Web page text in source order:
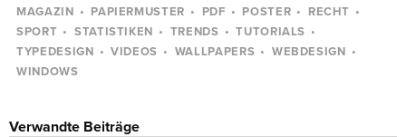
MAGAZIN
PAPIERMUSTER PDF POSTER
RECHT
SPORT
STATISTIKEN TRENDS
TUTORIALS
TYPEDESIGN
VIDEOS WALLPAPERS
WEBDESIGN
WINDOWS
Verwandte Beiträge